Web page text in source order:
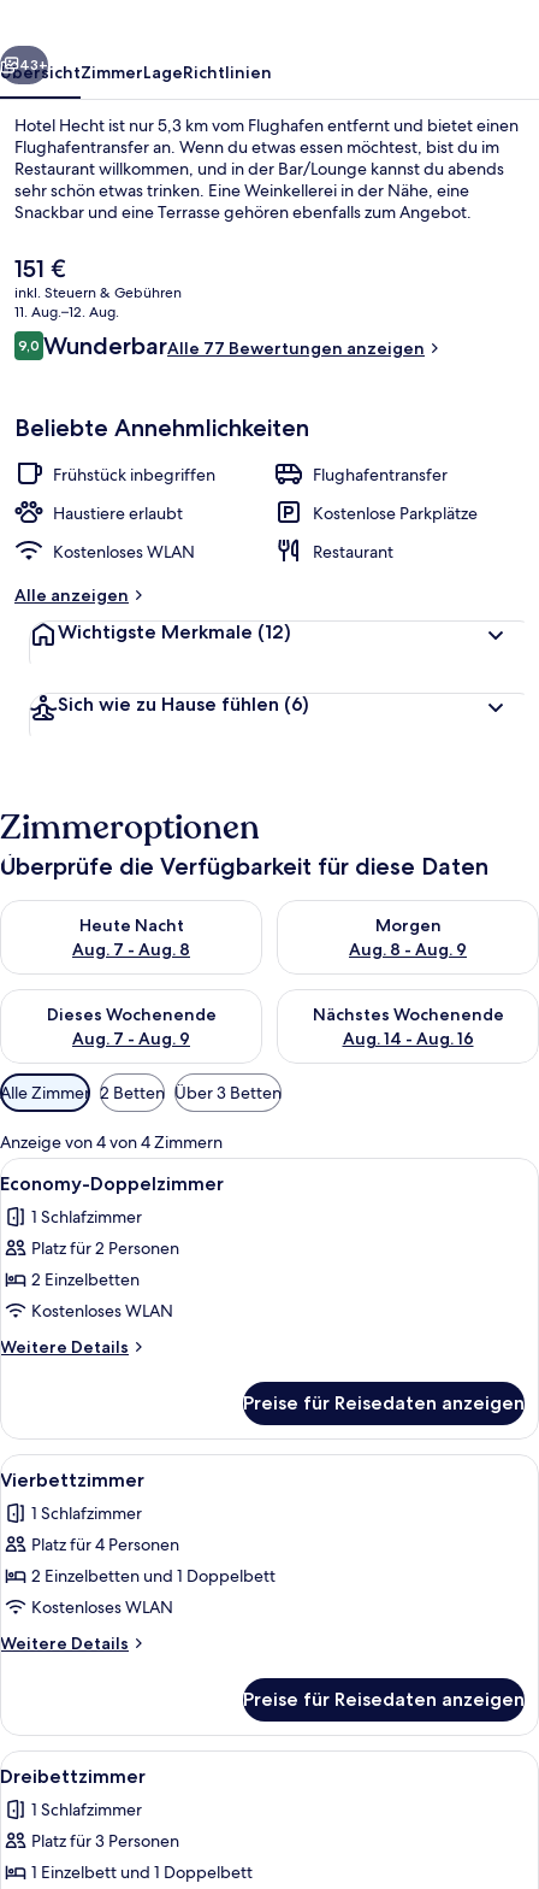
Weiter
43+
ÜbersichtZimmerLageRichtlinien
Hotel Hecht ist nur 5,3 km vom Flughafen entfernt und bietet einen
Flughafentransfer an. Wenn du etwas essen möchtest, bist du im
Restaurant willkommen, und in der Bar/Lounge kannst du abends
sehr schön etwas trinken. Eine Weinkellerei in der Nähe, eine
Snackbar und eine Terrasse gehören ebenfalls zum Angebot.
Der
aktuelle
Preis
beträgt
151 €.
151 €
inkl. Steuern & Gebühren
11. Aug.–12. Aug.
Bewertungen
9,09,0 von 10.
WunderbarAlle 77 Bewertungen anzeigen
Beliebte Annehmlichkeiten
Frühstück inbegriffen
Flughafentransfer
Haustiere erlaubt
Kostenlose Parkplätze
Kostenloses WLAN
Restaurant
Alle anzeigen
Wichtigste Merkmale (12)
Sich wie zu Hause fühlen (6)
Zimmeroptionen
Überprüfe die Verfügbarkeit für diese Daten
Heute Nacht
Aug. 7 - Aug. 8
Überprüfe die Verfügbarkeit für heute Nacht, Aug. 7 - Aug. 8.
Morgen
Aug. 8 - Aug. 9
Überprüfe die Verfügbarkeit
Dieses Wochenende
Aug. 7 - Aug. 9
Überprüfe die Verfügbarkeit für dieses Wochenende, Aug. 7
Nächstes Wochenende
Aug. 14 - Aug. 16
Überprüfe die Verfügbarkeit
Verfügbare
Filter
für
Zimmer
Alle Zimmer 2 Betten Über 3 Betten
Anzeige von 4 von 4 Zimmern
Alle
Fotos
für
Economy-
Doppelzimmer
anzeigen
Ein Hotelzimmer mit einem Bett,
6
Economy-Doppelzimmer
1 Schlafzimmer
Platz für 2 Personen
2 Einzelbetten
Kostenloses WLAN
Weitere Details
Weitere
Doppelzimmer
Preise für Reisedaten anzeigen
Alle
Fotos
für
Vierbettzimmer
anzeigen
Ein Schlafzimmer mit zwei Betten,
8
Vierbettzimmer
1 Schlafzimmer
Platz für 4 Personen
2 Einzelbetten und 1 Doppelbett
Kostenloses WLAN
Weitere Details
Weitere
Preise für Reisedaten anzeigen
Alle
Fotos
für
Dreibettzimmer
anzeigen
Ein Hotelzimmer mit zwei
8
Dreibettzimmer
1 Schlafzimmer
Platz für 3 Personen
1 Einzelbett und 1 Doppelbett